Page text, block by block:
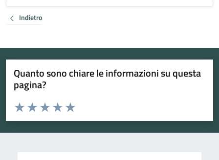
Indietro
Quanto sono chiare le informazioni su questa
pagina?
Valuta da 1 a 5 stelle la pagina
Valuta 5 stelle su 5
Valuta 4 stelle su 5
Valuta 3 stelle su 5
Valuta 2 stelle su 5
Valuta 1 stelle su 5